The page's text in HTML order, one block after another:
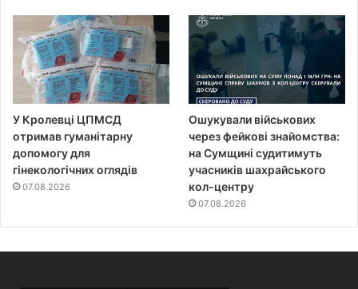
У Кролевці ЦПМСД
отримав гуманітарну
допомогу для
гінекологічних оглядів
07.08.2026
Ошукували військових
через фейкові знайомства:
на Сумщині судитимуть
учасників шахрайського
кол-центру
07.08.2026